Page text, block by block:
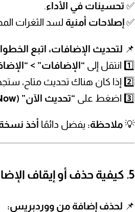
✅ تحسينات في الأداء.
✅إصلاحات أمنية لسد الثغرات
📌 لتحديث الإضافات، اتبع
1️⃣ انتقل إلى
“الإضافات” >
2️⃣ إذا كان هناك تحديث متاح، ستجد إشعارًا بجانب الإضافة.
3️⃣ اضغط على
“تحديث الآن” (Update Now)
💡ملاحظة: يفضل دائمًا أخذ
5. كيفية حذف أو إيقاف الإضافات في ووردبريس
📌 لحذف إضافة من ووردبريس: